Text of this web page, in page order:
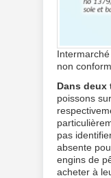
non
Dans
poissons
pas
absente
engins de
acheter à